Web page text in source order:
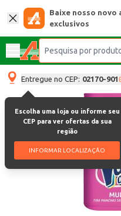
Baixe nosso novo
exclusivos
Entregue no CEP: 02170-901
Escolha uma loja ou informe seu
CEP para ver ofertas da sua
região
INFORMAR LOCALIZAÇÃO